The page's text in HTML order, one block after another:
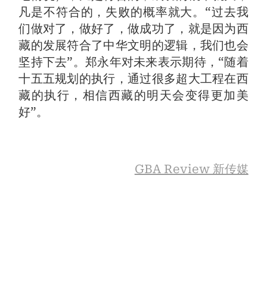
凡是不符合的，失败的概率就大。“过去我
们做对了，做好了，做成功了，就是因为西
藏的发展符合了中华文明的逻辑，我们也会
坚持下去”。郑永年对未来表示期待，“随着
十五五规划的执行，通过很多超大工程在西
藏的执行，相信西藏的明天会变得更加美
好”。
GBA Review 新传媒